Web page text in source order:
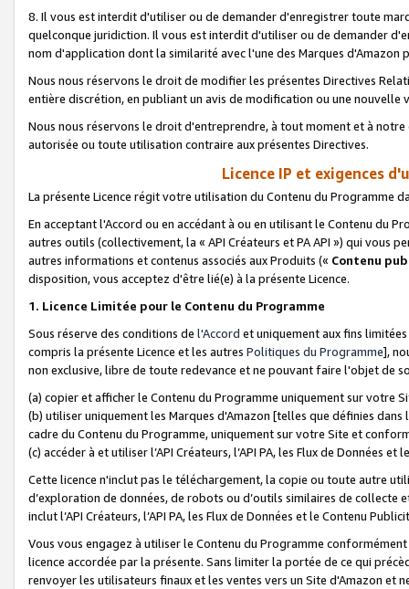
8. Il vous est interdit d'utiliser ou de demander d'enregistrer toute
quelconque juridiction. Il vous est interdit d'utiliser ou de demander
nom d'application dont la similarité avec l'une des Marques
Nous nous réservons le droit de modifier les présentes Directives
entière discrétion, en publiant un avis de modification ou une nouvelle
Nous nous réservons le droit d'entreprendre, à tout moment et à
autorisée ou toute utilisation contraire aux présentes Directives.
Licence IP et exigences
La présente Licence régit votre utilisation du Contenu du Programme
En acceptant l'Accord ou en accédant à ou en utilisant le Contenu du
autres outils (collectivement, la « API Créateurs et PA API ») qui vous
autres informations et contenus associés aux Produits (« Contenu
disposition, vous acceptez d'être lié(e) à la présente Licence.
1. Licence Limitée pour le Contenu du Programme
Sous réserve des conditions de l'Accord et uniquement aux fins
compris la présente Licence et les autres Politiques du Programme],
non exclusive, libre de toute redevance et ne pouvant faire l'objet de
(a) copier et afficher le Contenu du Programme uniquement sur votre
(b) utiliser uniquement les Marques d'Amazon [telles que définies dans
cadre du Contenu du Programme, uniquement sur votre Site et
(c) accéder à et utiliser l’API Créateurs, l’API PA, les Flux de Données
Cette licence n'inclut pas le téléchargement, la copie ou toute autre
d’exploration de données, de robots ou d’outils similaires de
inclut l’API Créateurs, l’API PA, les Flux de Données et le Contenu
Vous vous engagez à utiliser le Contenu du Programme
licence accordée par la présente. Sans limiter la portée de ce qui
renvoyer les utilisateurs finaux et les ventes vers un Site d'Amazon et